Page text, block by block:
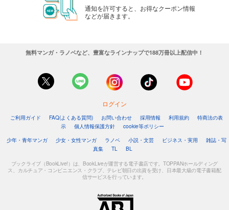
通知を許可すると、お得なクーポン情報
などが届きます。
無料マンガ・ラノベなど、豊富なラインナップで188万冊以上配信中！
ログイン
ご利用ガイド FAQ(よくある質問) お問い合わせ 採用情報 利用規約
特商法の表
示
個人情報保護方針
cookie等ポリシー
少年・青年マンガ
少女・女性マンガ ラノベ 小説・文芸 ビジネス・実用
雑誌・写
真集
TL BL
ブックライブ（BookLive!）は、BookLiveが運営する電子書店です。TOPPANホールディング
ス、カルチュア・コンビニエンス・クラブ、テレビ朝日の出資を受け、日本最大級の電子書籍配
信サービスを行っています。